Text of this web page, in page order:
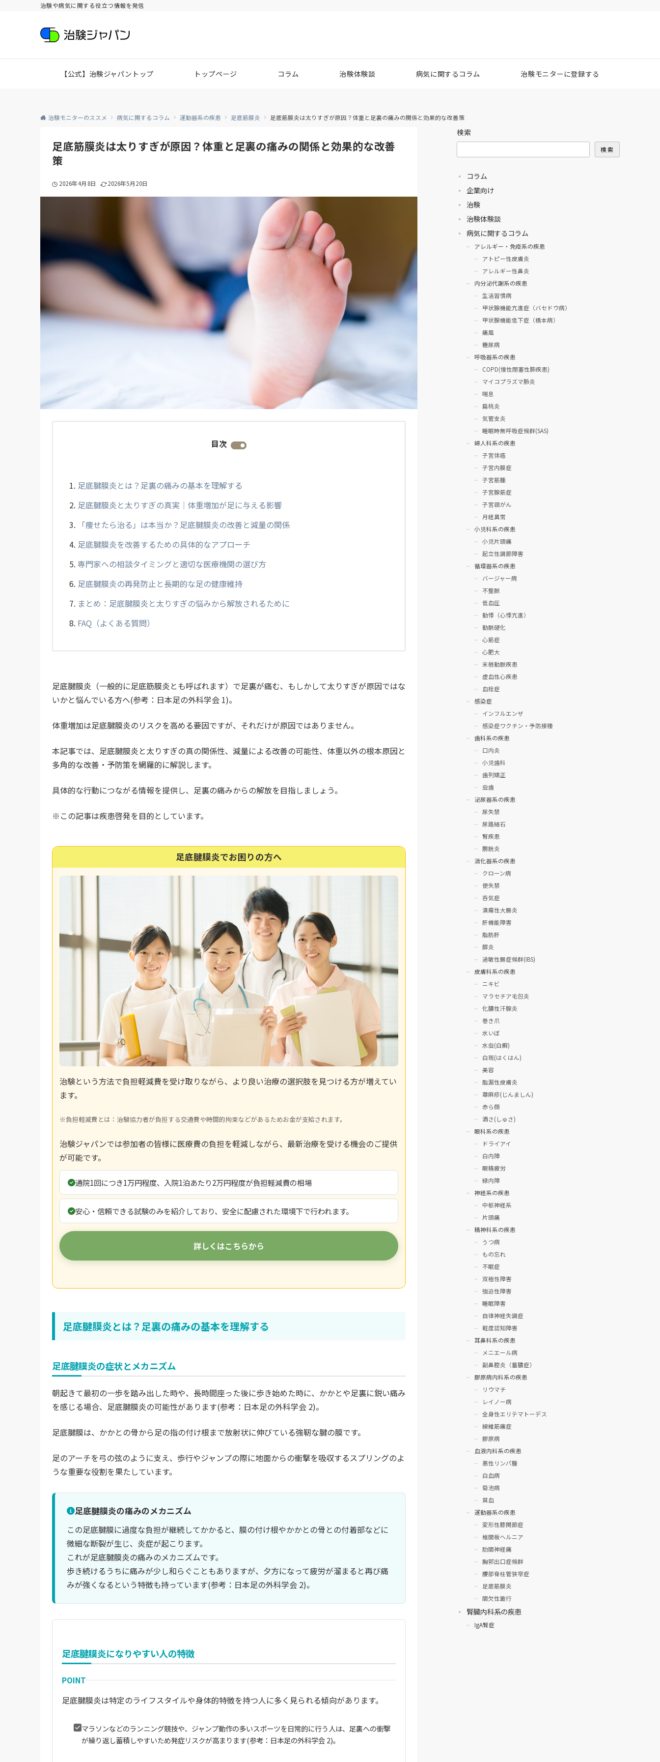
治験や病気に関する役立つ情報を発信
【公式】治験ジャパントップ トップページ コラム 治験体験談 病気に関するコラム 治験モニターに登録する
治験モニターのススメ 病気に関するコラム 運動器系の疾患 足底筋膜炎 足底筋膜炎は太りすぎが原因？体重と足裏の痛みの関係と効果的な改善策
足底筋膜炎は太りすぎが原因？体重と足裏の痛みの関係と効果的な改善
策
2026年4月8日 2026年5月20日
目次
足底腱膜炎とは？足裏の痛みの基本を理解する
足底腱膜炎と太りすぎの真実｜体重増加が足に与える影響
「痩せたら治る」は本当か？足底腱膜炎の改善と減量の関係
足底腱膜炎を改善するための具体的なアプローチ
専門家への相談タイミングと適切な医療機関の選び方
足底腱膜炎の再発防止と長期的な足の健康維持
まとめ：足底腱膜炎と太りすぎの悩みから解放されるために
FAQ（よくある質問）
足底腱膜炎（一般的に足底筋膜炎とも呼ばれます）で足裏が痛む、もしかして太りすぎが原因ではな
いかと悩んでいる方へ(参考：日本足の外科学会 1)。
体重増加は足底腱膜炎のリスクを高める要因ですが、それだけが原因ではありません。
本記事では、足底腱膜炎と太りすぎの真の関係性、減量による改善の可能性、体重以外の根本原因と
多角的な改善・予防策を網羅的に解説します。
具体的な行動につながる情報を提供し、足裏の痛みからの解放を目指しましょう。
※この記事は疾患啓発を目的としています。
足底腱膜炎でお困りの方へ
治験という方法で負担軽減費を受け取りながら、より良い治療の選択肢を見つける方が増えてい
ます。
※負担軽減費とは：治験協力者が負担する交通費や時間的拘束などがあるためお金が支給されます。
治験ジャパンでは参加者の皆様に医療費の負担を軽減しながら、最新治療を受ける機会のご提供
が可能です。
通院1回につき1万円程度、入院1泊あたり2万円程度が負担軽減費の相場
安心・信頼できる試験のみを紹介しており、安全に配慮された環境下で行われます。
詳しくはこちらから
足底腱膜炎とは？足裏の痛みの基本を理解する
足底腱膜炎の症状とメカニズム
朝起きて最初の一歩を踏み出した時や、長時間座った後に歩き始めた時に、かかとや足裏に鋭い痛み
を感じる場合、足底腱膜炎の可能性があります(参考：日本足の外科学会 2)。
足底腱膜は、かかとの骨から足の指の付け根まで放射状に伸びている強靭な腱の膜です。
足のアーチを弓の弦のように支え、歩行やジャンプの際に地面からの衝撃を吸収するスプリングのよ
うな重要な役割を果たしています。
足底腱膜炎の痛みのメカニズム
この足底腱膜に過度な負担が継続してかかると、膜の付け根やかかとの骨との付着部などに
微細な断裂が生じ、炎症が起こります。
これが足底腱膜炎の痛みのメカニズムです。
歩き続けるうちに痛みが少し和らぐこともありますが、夕方になって疲労が溜まると再び痛
みが強くなるという特徴も持っています(参考：日本足の外科学会 2)。
足底腱膜炎になりやすい人の特徴
POINT
足底腱膜炎は特定のライフスタイルや身体的特徴を持つ人に多く見られる傾向があります。
マラソンなどのランニング競技や、ジャンプ動作の多いスポーツを日常的に行う人は、足裏への衝撃
が繰り返し蓄積しやすいため発症リスクが高まります(参考：日本足の外科学会 2)。
検索
検索
コラム
企業向け
治験
治験体験談
病気に関するコラム
アレルギー・免疫系の疾患
アトピー性皮膚炎
アレルギー性鼻炎
内分泌代謝系の疾患
生活習慣病
甲状腺機能亢進症（バセドウ病）
甲状腺機能低下症（橋本病）
痛風
糖尿病
呼吸器系の疾患
COPD(慢性閉塞性肺疾患)
マイコプラズマ肺炎
喘息
扁桃炎
気管支炎
睡眠時無呼吸症候群(SAS)
婦人科系の疾患
子宮体癌
子宮内膜症
子宮筋腫
子宮腺筋症
子宮頸がん
月経異常
小児科系の疾患
小児片頭痛
起立性調節障害
循環器系の疾患
バージャー病
不整脈
低血圧
動悸（心悸亢進）
動脈硬化
心筋症
心肥大
末梢動脈疾患
虚血性心疾患
血栓症
感染症
インフルエンザ
感染症ワクチン・予防接種
歯科系の疾患
口内炎
小児歯科
歯列矯正
虫歯
泌尿器系の疾患
尿失禁
尿路結石
腎疾患
膀胱炎
消化器系の疾患
クローン病
便失禁
呑気症
潰瘍性大腸炎
肝機能障害
脂肪肝
膵炎
過敏性腸症候群(IBS)
皮膚科系の疾患
ニキビ
マラセチア毛包炎
化膿性汗腺炎
巻き爪
水いぼ
水虫(白癬)
白斑(はくはん)
美容
脂漏性皮膚炎
蕁麻疹(じんましん)
赤ら顔
酒さ(しゅさ)
眼科系の疾患
ドライアイ
白内障
眼精疲労
緑内障
神経系の疾患
中枢神経系
片頭痛
精神科系の疾患
うつ病
もの忘れ
不眠症
双極性障害
強迫性障害
睡眠障害
自律神経失調症
軽度認知障害
耳鼻科系の疾患
メニエール病
副鼻腔炎（蓄膿症）
膠原病内科系の疾患
リウマチ
レイノー病
全身性エリテマトーデス
線維筋痛症
膠原病
血液内科系の疾患
悪性リンパ腫
白血病
菊池病
貧血
運動器系の疾患
変形性膝関節症
椎間板ヘルニア
肋間神経痛
胸郭出口症候群
腰部脊柱管狭窄症
足底筋膜炎
間欠性跛行
腎臓内科系の疾患
IgA腎症